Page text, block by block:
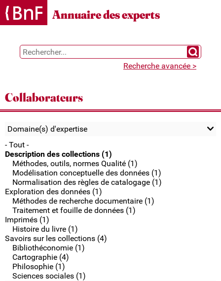
Gestion des cookies
Annuaire des experts
Chercher
Recherche avancée >
Collaborateurs
Domaine(s) d'expertise
- Tout -
Description des collections (1)
Méthodes, outils, normes Qualité (1)
Modélisation conceptuelle des données (1)
Normalisation des règles de catalogage (1)
Exploration des données (1)
Méthodes de recherche documentaire (1)
Traitement et fouille de données (1)
Imprimés (1)
Histoire du livre (1)
Savoirs sur les collections (4)
Bibliothéconomie (1)
Cartographie (4)
Philosophie (1)
Sciences sociales (1)